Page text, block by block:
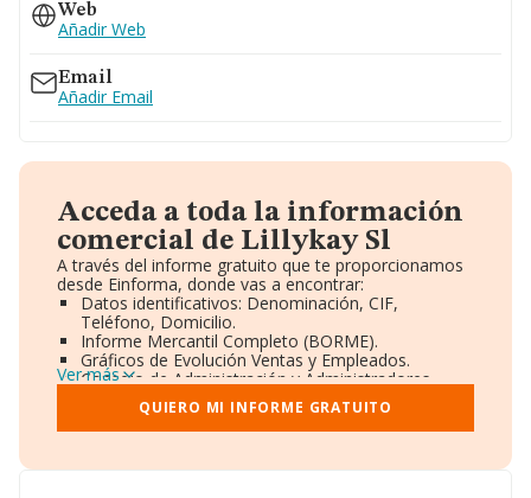
Web
Añadir Web
Email
Añadir Email
Acceda a toda la información
comercial de Lillykay Sl
A través del informe gratuito que te proporcionamos
desde Einforma, donde vas a encontrar:
Datos identificativos: Denominación, CIF,
Teléfono, Domicilio.
Informe Mercantil Completo (BORME).
Gráficos de Evolución Ventas y Empleados.
Consejo de Administración y Administradores.
Directivos y Ejecutivos.
Accionistas.
Participaciones y Vinculaciones en otras empresas.
Información oficial y registral complementaria.
Ver más
QUIERO MI INFORME GRATUITO